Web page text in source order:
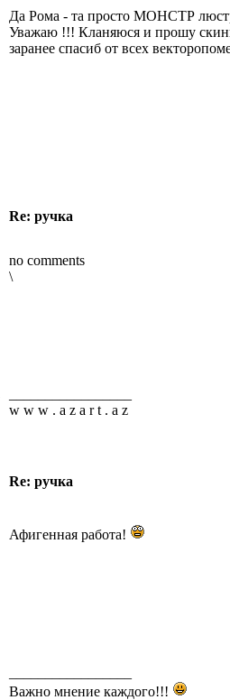
Да Рома - та просто МОНСТР
Уважаю !!! Кланяюся и прошу
заранее спасиб от всех
Re: ручка
no comments
\
w w w . a z a r t . a z
Re: ручка
Афигенная работа!
Важно мнение каждого!!!